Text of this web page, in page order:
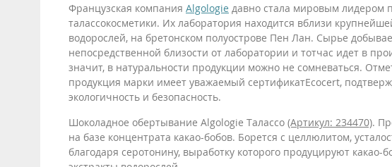
Французская компания Algologie давно стала мировым лидером
талассокосметики. Их лаборатория находится вблизи
водорослей, на бретонском полуострове Пен Лан. Сырье
непосредственной близости от лаборатории и тотчас идет в
значит, в натуральности продукции можно не сомневаться.
продукция марки имеет уважаемый сертификатEcocert,
экологичность и безопасность.
Шоколадное обертывание Algologie Талассо (Артикул: 234470).
на базе концентрата какао-бобов. Борется с целлюлитом,
благодаря серотонину, выработку которого продуцируют